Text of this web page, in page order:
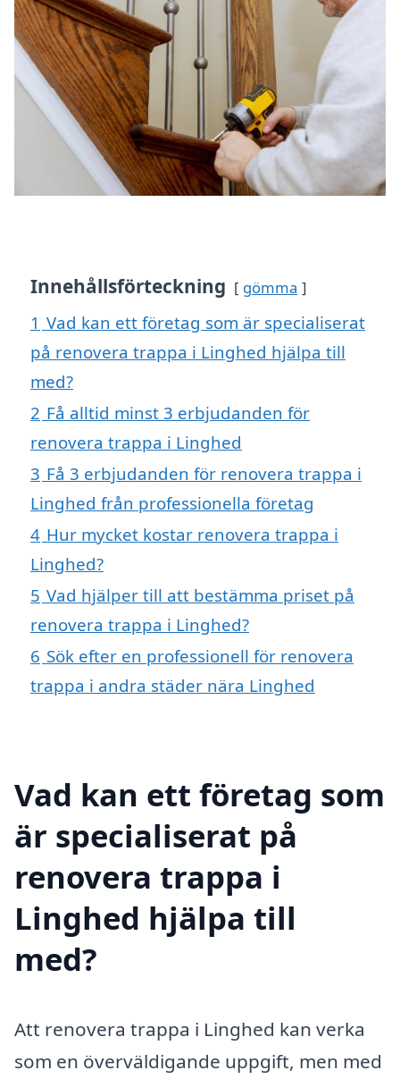
Innehållsförteckning gömma
1 Vad kan ett företag som är specialiserat
på renovera trappa i Linghed hjälpa till
med?
2 Få alltid minst 3 erbjudanden för
renovera trappa i Linghed
3 Få 3 erbjudanden för renovera trappa i
Linghed från professionella företag
4 Hur mycket kostar renovera trappa i
Linghed?
5 Vad hjälper till att bestämma priset på
renovera trappa i Linghed?
6 Sök efter en professionell för renovera
trappa i andra städer nära Linghed
Vad kan ett företag som
är specialiserat på
renovera trappa i
Linghed hjälpa till
med?
Att renovera trappa i Linghed kan verka
som en överväldigande uppgift, men med